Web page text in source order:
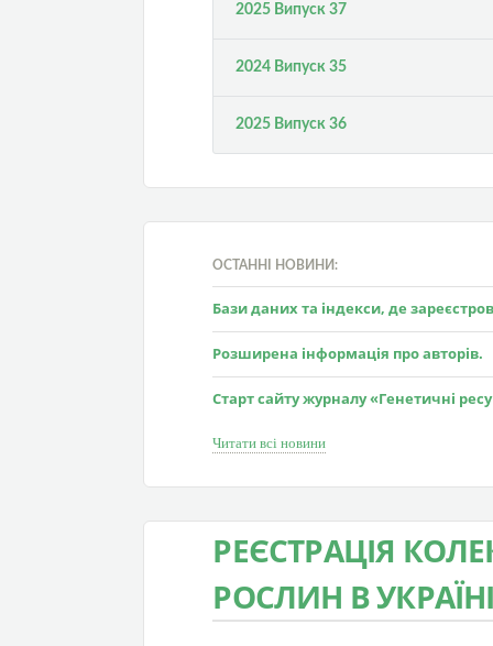
2025 Випуск 37
2024 Випуск 35
2025 Випуск 36
ОСТАННІ НОВИНИ:
Бази даних та індекси, де
Розширена інформація про авторів.
Старт сайту журналу «Генетичні
Читати всі новини
РЕЄСТРАЦІЯ
РОСЛИН В